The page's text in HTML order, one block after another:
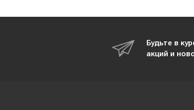
Будьте в
акций и